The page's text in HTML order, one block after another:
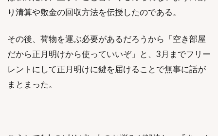
り清算や敷金の回収方法を伝授したのである。
その後、荷物を運ぶ必要があるだろうから「空き部屋
だから正月明けから使っていいぞ」と、3月までフリー
レントにして正月明けに鍵を届けることで無事に話が
まとまった。